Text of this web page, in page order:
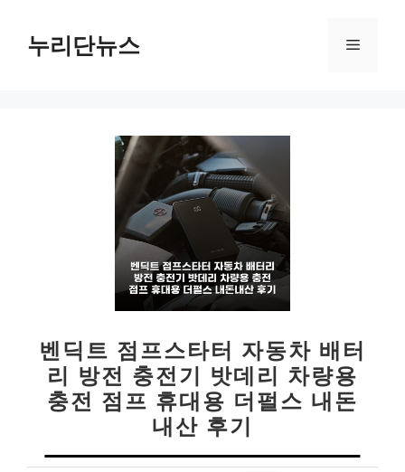
누리단뉴스 메
벤딕트 점프스타터 자동차 배터
리 방전 충전기 밧데리 차량용
충전 점프 휴대용 더펄스 내돈
내산 후기